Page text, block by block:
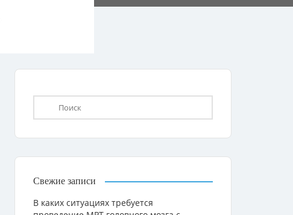
Свежие записи
В каких ситуациях требуется